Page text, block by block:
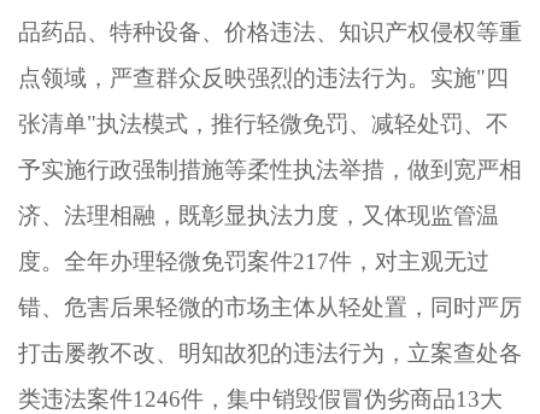
品药品、特种设备、价格违法、知识产权侵权等重
点领域，严查群众反映强烈的违法行为。实施"四
张清单"执法模式，推行轻微免罚、减轻处罚、不
予实施行政强制措施等柔性执法举措，做到宽严相
济、法理相融，既彰显执法力度，又体现监管温
度。全年办理轻微免罚案件217件，对主观无过
错、危害后果轻微的市场主体从轻处置，同时严厉
打击屡教不改、明知故犯的违法行为，立案查处各
类违法案件1246件，集中销毁假冒伪劣商品13大